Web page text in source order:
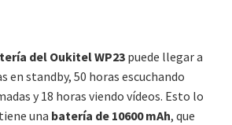
del Oukitel WP23 puede llegar a
en standby, 50 horas escuchando
y 18 horas viendo vídeos. Esto lo
una batería de 10600 mAh, que